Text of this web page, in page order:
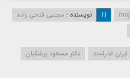
نویسنده : مجتبی فتحی زاده
ایران قدرتمند
دکتر مسعود پزشکیان